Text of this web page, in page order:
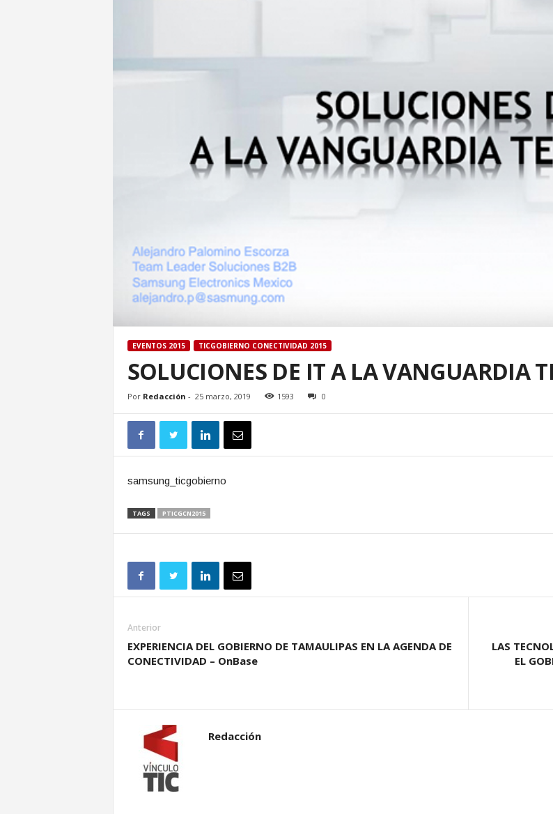
EVENTOS 2015 TICGOBIERNO CONECTIVIDAD 2015
SOLUCIONES DE IT A LA VANGUARDIA
Por Redacción - 25 marzo, 2019 1593 0
samsung_ticgobierno
TAGS PTICGCN2015
Anterior
EXPERIENCIA DEL GOBIERNO DE TAMAULIPAS EN LA AGENDA DE
CONECTIVIDAD – OnBase
LAS
EL
Redacción